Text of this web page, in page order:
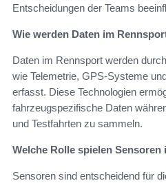
Entscheidungen der Teams
Wie werden Daten im
Daten im Rennsport werden
wie Telemetrie, GPS-Systeme
erfasst. Diese Technologien
fahrzeugspezifische Daten
und Testfahrten zu sammeln.
Welche Rolle spielen
Sensoren sind entscheidend für